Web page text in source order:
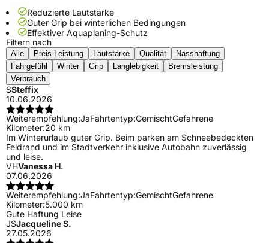
Reduzierte Lautstärke
Guter Grip bei winterlichen Bedingungen
Effektiver Aquaplaning-Schutz
Filtern nach
Alle Preis-Leistung Lautstärke Qualität
Nasshaftung
Fahrgefühl
Winter Grip Langlebigkeit
Bremsleistung
Verbrauch
SSteffix
10.06.2026
Weiterempfehlung:JaFahrtentyp:GemischtGefahrene
Kilometer:20 km
Im Winterurlaub guter Grip. Beim parken am Schneebedeckten
Feldrand und im Stadtverkehr inklusive Autobahn zuverlässig
und leise.
VHVanessa H.
07.06.2026
Weiterempfehlung:JaFahrtentyp:GemischtGefahrene
Kilometer:5.000 km
Gute Haftung Leise
JSJacqueline S.
27.05.2026